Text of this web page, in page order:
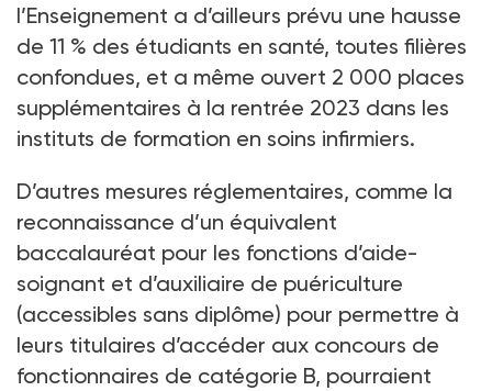
l’Enseignement a d’ailleurs prévu une hausse
de 11 % des étudiants en santé, toutes filières
confondues, et a même ouvert 2 000 places
supplémentaires à la rentrée 2023 dans les
instituts de formation en soins infirmiers.
D’autres mesures réglementaires, comme la
reconnaissance d’un équivalent
baccalauréat pour les fonctions d’aide-
soignant et d’auxiliaire de puériculture
(accessibles sans diplôme) pour permettre à
leurs titulaires d’accéder aux concours de
fonctionnaires de catégorie B, pourraient